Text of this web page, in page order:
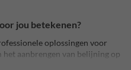
jou betekenen?
oplossingen voor
aanbrengen van belijning op